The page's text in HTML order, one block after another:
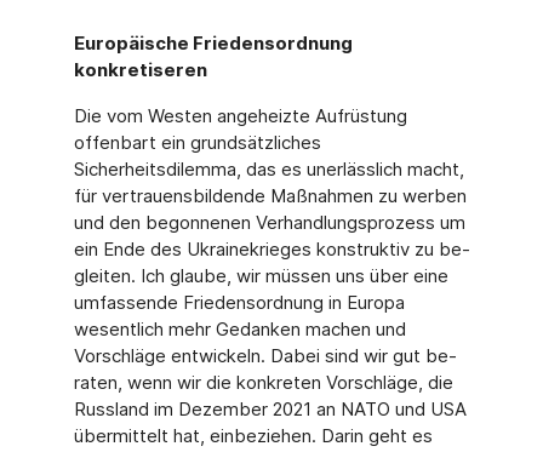
Europäische Friedensordnung
konkretiseren
Die vom Westen angeheizte Aufrüstung
offenbart ein grundsätzliches
Sicherheitsdilem­ma, das es unerlässlich macht,
für vertrauensbildende Maßnahmen zu werben
und den begonnenen Verhandlungsprozess um
ein Ende des Ukrainekrieges konstruktiv zu be­
gleiten. Ich glaube, wir müssen uns über eine
umfassende Friedensordnung in Europa
wesentlich mehr Gedanken machen und
Vorschläge entwickeln. Dabei sind wir gut be­
raten, wenn wir die konkreten Vorschläge, die
Russland im Dezember 2021 an NATO und USA
übermittelt hat, einbeziehen. Darin geht es